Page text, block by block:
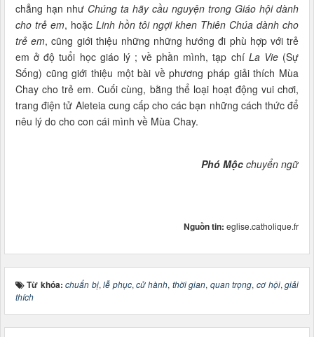
chẳng hạn như Chúng ta hãy cầu nguyện trong Giáo hội dành
cho trẻ em, hoặc Linh hồn tôi ngợi khen Thiên Chúa dành cho
trẻ em, cũng giới thiệu những những hướng đi phù hợp với trẻ
em ở độ tuổi học giáo lý ; về phần mình, tạp chí La Vie(Sự
Sống) cũng giới thiệu một bài về phương pháp giải thích Mùa
Chay cho trẻ em. Cuối cùng, bằng thể loại hoạt động vui chơi,
trang điện tử Aleteia cung cấp cho các bạn những cách thức để
nêu lý do cho con cái mình về Mùa Chay.
Phó Mộc chuyển ngữ
Nguồn tin: eglise.catholique.fr
Từ khóa:chuẩn bị,lễ phục,cử hành, thời gian, quan trọng, cơ hội,giải
thích